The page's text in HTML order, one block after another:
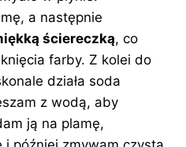
a następnie
ściereczką, co
farby. Z kolei do
działa soda
z wodą, aby
ją na plamę,